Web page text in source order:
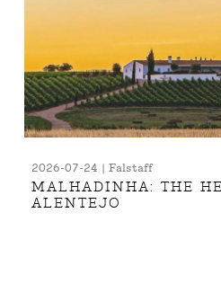
2026-07-24 | Falstaff
MALHADINHA: THE
ALENTEJO